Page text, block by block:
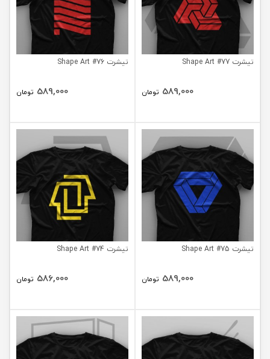
تیشرت Shape Art #77
589,000 تومان
تیشرت Shape Art #76
589,000 تومان
تیشرت Shape Art #75
589,000 تومان
تیشرت Shape Art #74
586,000 تومان